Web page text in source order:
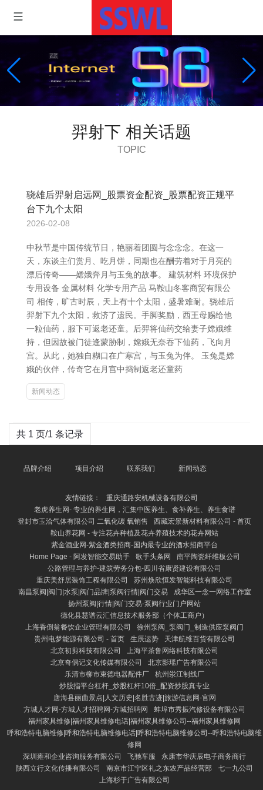
羿射下 相关话题
TOPIC
骁雄后羿射启远网_股票资金配资_股票配资正规平
台下九个太阳
2026-02-08
中秋节是中国传统节日，艳丽着团圆与念念念。在这一
天，东谈主们赏月、吃月饼，同期也在酬劳着对于月亮的
漂后传奇——嫦娥奔月与玉兔的故事。 建筑材料 环境保护
专用设备 金属材料 化学专用产品 马鞍山冬客商贸有限公
司 相传，旷古时辰，天上有十个太阳，盛暑难耐。骁雄后
羿射下九个太阳，救济了遗民。手脚奖励，西王母赐给他
一粒仙药，服下可返老还童。后羿将仙药交给妻子嫦娥维
持，但因故被门徒逢蒙胁制，嫦娥无奈吞下仙药，飞向月
宫。从此，她独自糊口在广寒宫，与玉兔为伴。 玉兔是嫦
娥的伙伴，传奇它在月宫中捣制返老还童药
新闻动态
共 1 页/1 条记录
品牌介绍 项目介绍 联系我们 新闻动态
友情链接：
重庆通路安机械设备有限公司
老虎养生网- 专业的养生网，汇集中医养生、食补养生、养生食谱
登封市玉洽气体有限公司 二氧化碳 氧销售
西藏宏景新材料有限公司 - 首页
鞍山养花网 - 专注花卉种植及花卉养殖技术的花卉网站
紫金酒业网-紫金酒类招商-国内最专业的酒水招商平台
Home Page - 阿发智能交易助手
歌手头条网
南平陶瓷纤维板公司
公路管理与养护-建筑劳务分包-四川省康贤建设有限公司
重庆美舒居装饰工程有限公司
苏州焕欣恒发智能科技有限公司
南昌泵阀|阀门|水泵|阀门品牌|泵阀行情|阀门交易
成华区一念一网络工作室
扬州泵阀|行情|阀门交易-泵阀行业门户网站
德化县慧谱云汇信息技术服务部（个体工商户）
上海香倒翁餐饮企业管理有限公司
徐州泵阀_泵阀门_制造供应泵阀门
贵州电梦能源有限公司 - 首页
生辰运势
天津航维百货有限公司
北京初剪科技有限公司
上海平茶鲁网络科技有限公司
北京奇偶记文化传媒有限公司
北京影瑶广告有限公司
乐清市柳市束德电器配件厂
杭州泶江制线厂
炒股指平台杠杆_炒股杠杆10倍_配资炒股真专业
唐海县丽曲景点|人文历史|名胜古迹|旅游信息网-官网
方城人才网-方城人才招聘网-方城招聘网
蚌埠市秀振汽修设备有限公司
福州家具维修|福州家具维修电话|福州家具维修公司--福州家具维修网
呼和浩特电脑维修|呼和浩特电脑维修电话|呼和浩特电脑维修公司--呼和浩特电脑维
修网
深圳雍和企业咨询服务有限公司
飞驰车服
永康市华庆辰电子商务商行
陕西立行文化传播有限公司
南京市江宁区礼之东农产品经营部
七一九公司
上海杉于广告有限公司